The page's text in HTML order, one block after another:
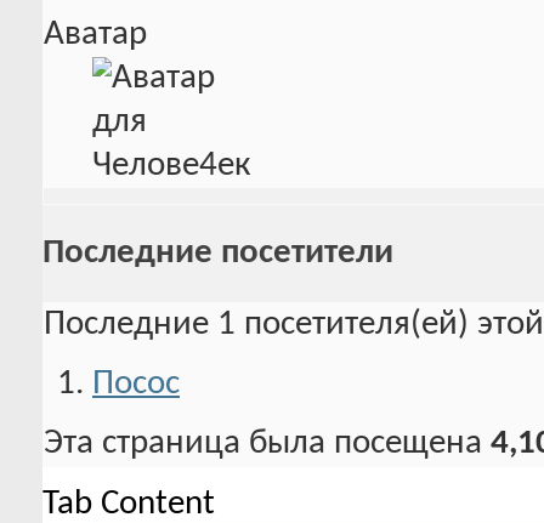
Аватар
Последние посетители
Последние 1 посетителя(ей)
Посос
Эта страница была посещена
Tab Content